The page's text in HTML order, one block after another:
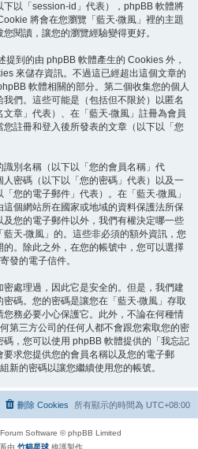
以「session-id」代表），phpBB 軟體將
將會在您瀏覽「藍天‧微風」裡的主題
閱讀，讓您的瀏覽經驗變得更好。
提到的由 phpBB 軟體產生的 Cookies 外，
來儲存資訊。不過這已經超出這個文章的
軟體相關的部分。第二個收集您的個人
們。這些可能是（包括但不限於）以匿名
章」代表）、在「藍天‧微風」註冊為會員
您註冊和登入後所發表的文章（以下以「您
別名稱（以下以「您的會員名稱」代
密碼（以下以「您的密碼」代表）以及一
您的電子郵件」代表）。在「藍天‧微風」
個網站所在國家或地域的資料保護法所保
您的電子郵件以外，我們有權決定哪一些
天‧微風」的。這些非必須的額外資訊，您
。除此之外，在您的帳號中，您可以選擇
發的電子信件。
處理過，因此它是安全的。但是，我們建
碼。您的密碼是讓您在「藍天‧微風」存取
務必要小心保護它。此外，不論在何種情
第三方公司的任何人都不會跟您索取您的密
，您可以使用 phpBB 軟體提供的「我忘記
求您提供您的會員名稱以及您的電子郵
新的密碼以讓您繼續使用您的帳號。
所有顯示的時間為 UTC+08:00
刪除 Cookies
Software © phpBB Limited
由 竹貓星球 維護製作